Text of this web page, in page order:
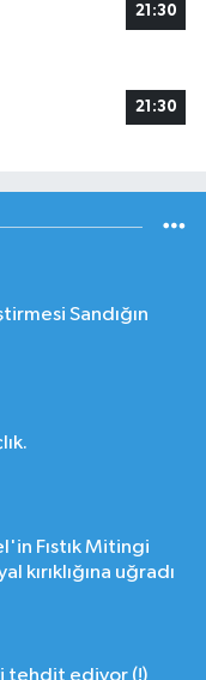
21:30
21:30
Sandığın
Fıstık Mitingi
kırıklığına uğradı